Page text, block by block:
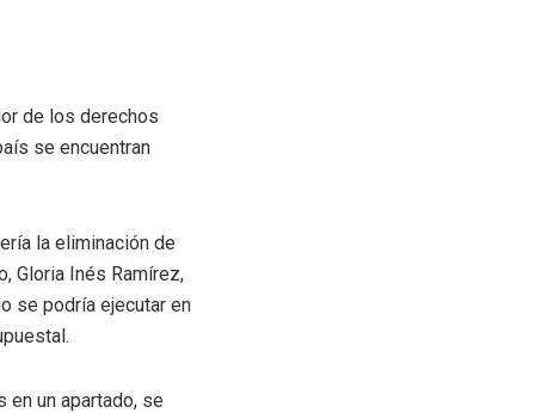
de los derechos
se encuentran
la eliminación de
Gloria Inés Ramírez,
se podría ejecutar en
en un apartado, se